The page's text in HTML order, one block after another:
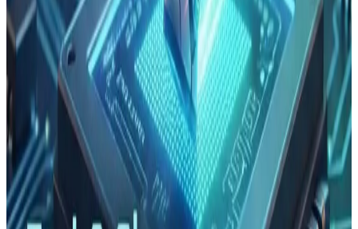
2
回归模型中的交互项简介（Interactions in Regression）
3 贝塔分布（Beta Distribution）简介及其应用
4矩母函数简介（Moment-generating function）
普通最小二乘法（Ordinary Least Squares，OLS）的详
细推导过程
使用R语言进行K-means聚类并分析结果
7 深度学习技巧之Early Stopping（早停法）
8手把手教你本地部署清华大学的ChatGLM-6B模型——
Windows+6GB显卡本地部署